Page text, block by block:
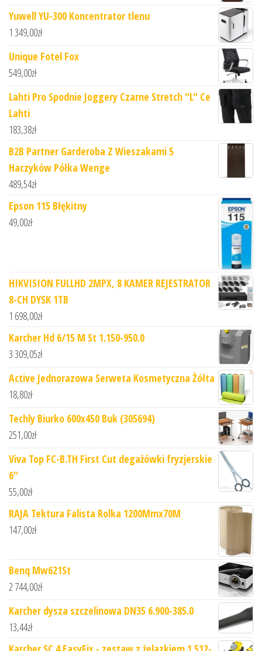
Yuwell YU-300 Koncentrator tlenu
1 349,00zł
Unique Fotel Fox
549,00zł
Lahti Pro Spodnie Joggery Czarne Stretch "L" Ce
Lahti
183,38zł
B2B Partner Garderoba Z Wieszakami 5
Haczyków Półka Wenge
489,54zł
Epson 115 Błękitny
49,00zł
HIKVISION FULLHD 2MPX, 8 KAMER REJESTRATOR
8-CH DYSK 1TB
1 698,00zł
Karcher Hd 6/15 M St 1.150-950.0
3 309,05zł
Active Jednorazowa Serweta Kosmetyczna Żółta
18,80zł
Techly Biurko 600x450 Buk (305694)
251,00zł
Viva Top FC-B.TH First Cut degażówki fryzjerskie
6''
55,00zł
RAJA Tektura Falista Rolka 1200Mmx70M
147,00zł
Benq Mw621St
2 744,00zł
Karcher dysza szczelinowa DN35 6.900-385.0
13,44zł